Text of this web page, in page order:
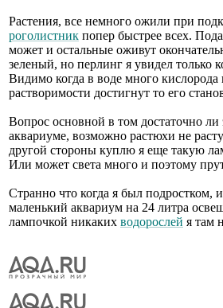
Растения, все немного ожили при
роголистник попер быстрее всех.
может и остальные оживут
зеленый, но перлинг я увидел только
Видимо когда в воде много кислорода
растворимости достигнут то его
Вопрос основной в том достаточно ли
аквариуме, возможно растюхи не
другой стороны куплю я еще такую
Или может света много и поэтому
Странно что когда я был подростком,
маленький аквариум на 24 литра
лампочкой никаких водорослей я там